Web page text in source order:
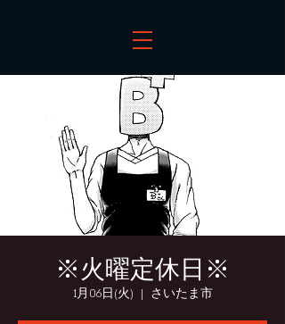
※火曜定休日※
1月06日(火)
  |
さいたま市